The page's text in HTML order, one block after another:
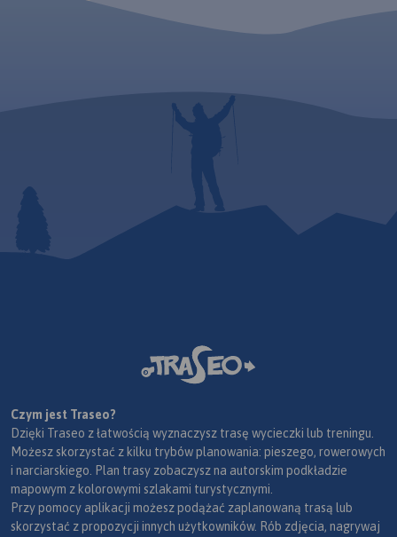
Czym jest Traseo?
Dzięki Traseo z łatwością wyznaczysz trasę wycieczki lub treningu.
Możesz skorzystać z kilku trybów planowania: pieszego, rowerowych
i narciarskiego. Plan trasy zobaczysz na autorskim podkładzie
mapowym z kolorowymi szlakami turystycznymi.
Przy pomocy aplikacji możesz podążać zaplanowaną trasą lub
skorzystać z propozycji innych użytkowników. Rób zdjęcia, nagrywaj